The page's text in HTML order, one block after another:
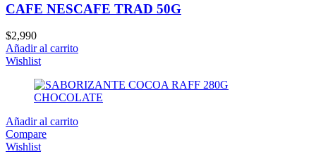
CAFE NESCAFE TRAD 50G
$2,990
Añadir al carrito
Wishlist
Añadir al carrito
Compare
Wishlist